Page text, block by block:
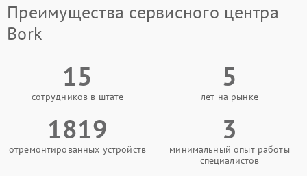
Преимущества сервисного центра
Bork
15
сотрудников в штате
5
лет на рынке
1819
отремонтированных устройств
3
минимальный опыт работы
специалистов